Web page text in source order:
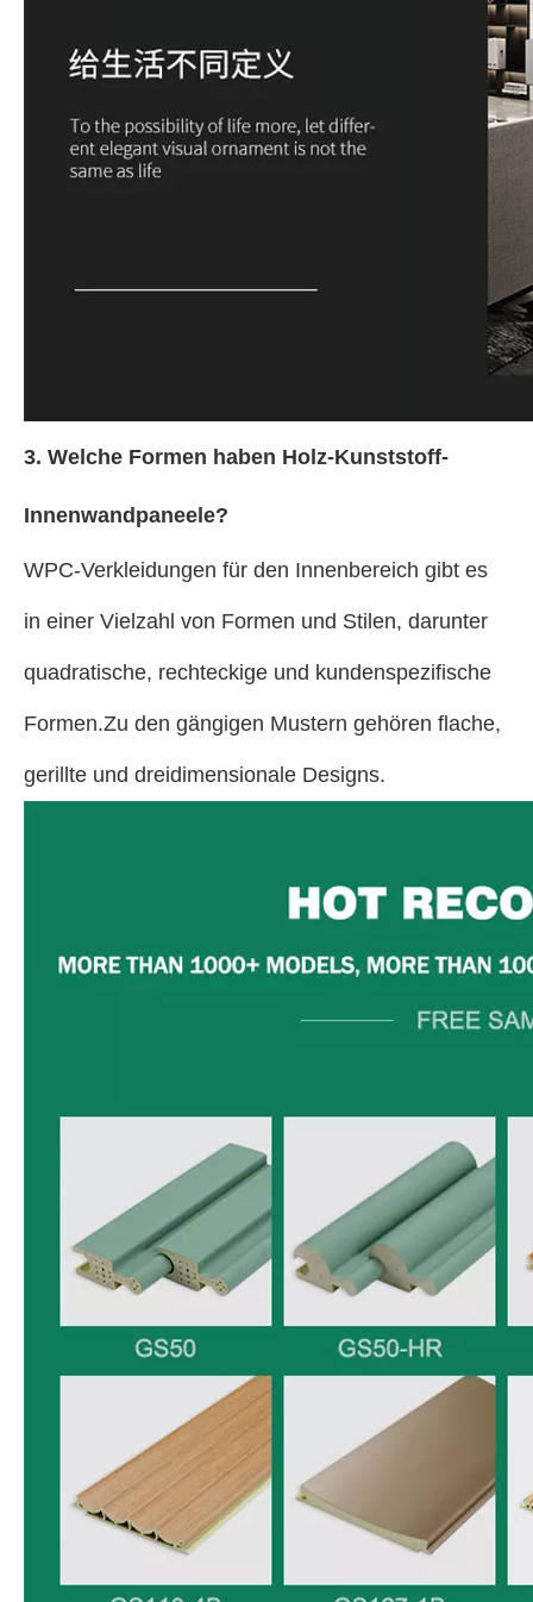
3. Welche Formen haben Holz-Kunststoff-
Innenwandpaneele?
WPC-Verkleidungen für den Innenbereich gibt es
in einer Vielzahl von Formen und Stilen, darunter
quadratische, rechteckige und kundenspezifische
Formen.Zu den gängigen Mustern gehören flache,
gerillte und dreidimensionale Designs.